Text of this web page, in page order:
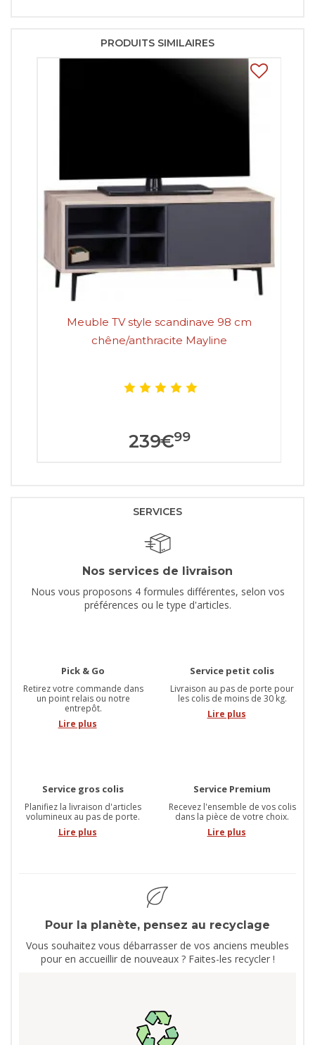
PRODUITS SIMILAIRES
Meuble TV style scandinave 98 cm
chêne/anthracite Mayline
239€99
SERVICES
Nos services de livraison
Nous vous proposons 4 formules différentes, selon vos
préférences ou le type d'articles.
Pick & Go
Retirez votre commande dans
un point relais ou notre
entrepôt.
Lire plus
Service petit colis
Livraison au pas de porte pour
les colis de moins de 30 kg.
Lire plus
Service gros colis
Planifiez la livraison d'articles
volumineux au pas de porte.
Lire plus
Service Premium
Recevez l'ensemble de vos colis
dans la pièce de votre choix.
Lire plus
Pour la planète, pensez au recyclage
Vous souhaitez vous débarrasser de vos anciens meubles
pour en accueillir de nouveaux ? Faites-les recycler !